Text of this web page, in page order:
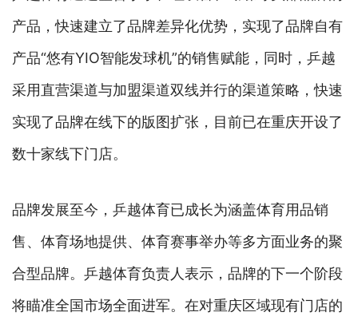
产品，快速建立了品牌差异化优势，实现了品牌自有
产品“悠有YIO智能发球机”的销售赋能，同时，乒越
采用直营渠道与加盟渠道双线并行的渠道策略，快速
实现了品牌在线下的版图扩张，目前已在重庆开设了
数十家线下门店。
品牌发展至今，乒越体育已成长为涵盖体育用品销
售、体育场地提供、体育赛事举办等多方面业务的聚
合型品牌。乒越体育负责人表示，品牌的下一个阶段
将瞄准全国市场全面进军。在对重庆区域现有门店的